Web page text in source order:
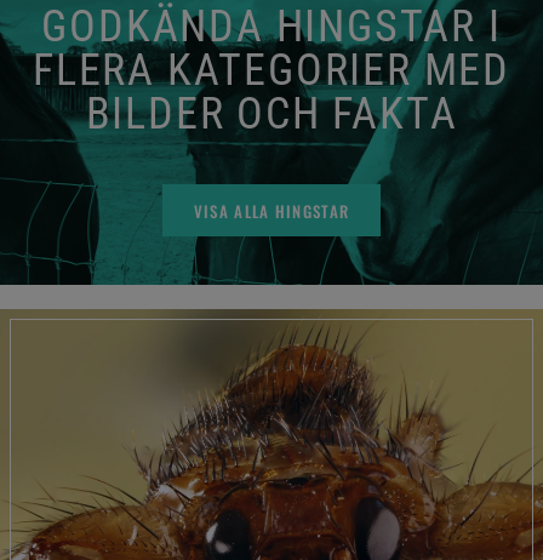
GODKÄNDA HINGSTAR I
FLERA KATEGORIER MED
BILDER OCH FAKTA
VISA ALLA HINGSTAR